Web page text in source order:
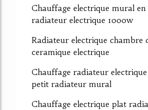
Chauffage electrique mural
radiateur electrique 1000w
Radiateur electrique chambre
ceramique electrique
Chauffage radiateur electrique
petit radiateur mural
Chauffage electrique plat